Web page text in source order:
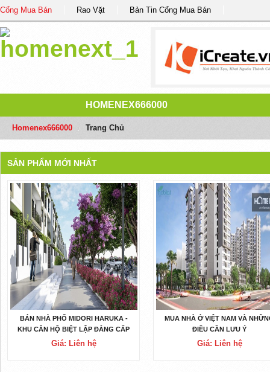
Cổng Mua Bán Rao Vặt Bản Tin Cổng Mua Bán
HOMENEX666000
Homenex666000 Trang Chủ
SẢN PHẨM MỚI NHẤT
BÁN NHÀ PHỐ MIDORI HARUKA -
KHU CĂN HỘ BIỆT LẬP ĐẲNG CẤP
NHẤT BÌNH DƯƠNG
Giá: Liên hệ
MUA NHÀ Ở VIỆT NAM VÀ
ĐIỀU CẦN LƯU Ý
Giá: Liên hệ